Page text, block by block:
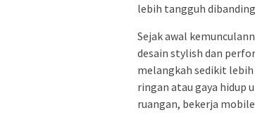
lebih tangguh
Sejak awal
desain stylish dan
melangkah sedikit
ringan atau gaya hidup
ruangan, bekerja